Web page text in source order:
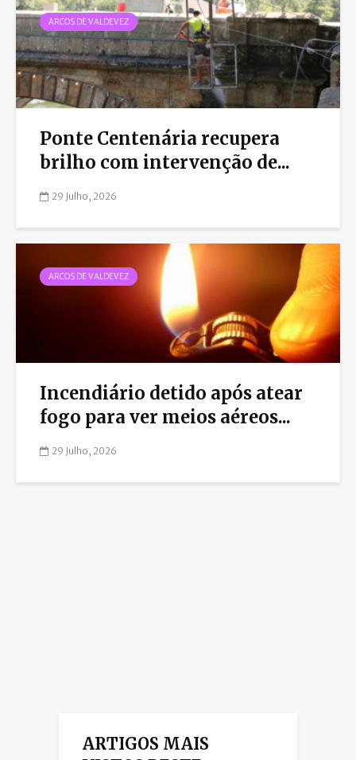
ARCOS DE VALDEVEZ
Ponte Centenária recupera
brilho com intervenção de...
29 Julho, 2026
ARCOS DE VALDEVEZ
Incendiário detido após atear
fogo para ver meios aéreos...
29 Julho, 2026
ARTIGOS MAIS